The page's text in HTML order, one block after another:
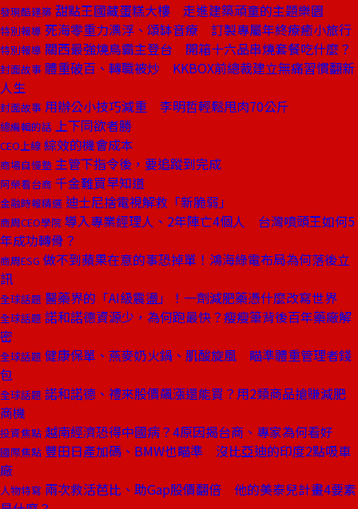
發現酷建築 甜點王國藏蛋糕大樓 走進建築頑童的主題樂園
特別報導 死海零重力漂浮、頌缽音療 訂製專屬年終療癒小旅行
特別報導 關西最強燒鳥霸主登台 開箱十六品串燒套餐吃什麼？
封面故事 體重破百、轉職被炒 KKBOX前總裁建立無痛習慣翻新
人生
封面故事 用辦公小技巧減重 李明哲輕鬆甩肉70公斤
總編輯的話 上下同欲者勝
CEO上線 綜效的機會成本
商場自慢塾 主管下指令後，要追蹤到完成
阿榮看台商 千金難買早知道
金融時報精選 迪士尼捨電視解救「新脆弱」
商周CEO學院 導入專業經理人、2年陣亡4個人 台灣噴頭王如何5
年成功轉骨？
商周ESG 做不到蘋果在意的事恐掉單！鴻海綠電布局為何落後立
訊
全球話題 醫藥界的「AI級震盪」！一劑減肥藥憑什麼改寫世界
全球話題 諾和諾德資源少，為何跑最快？瘦瘦筆背後百年藥廠解
密
全球話題 健康保單、燕麥奶火鍋、肌酸旋風 瞄準體重管理者錢
包
全球話題 諾和諾德、禮來股價飆漲還能買？用2類商品搶賺減肥
商機
投資焦點 越南經濟恐得中國病？4原因揭台商、專家為何看好
國際焦點 豐田日產加碼、BMW也瞄準 沒比亞迪的印度2點吸車
廠
人物特寫 兩次救活芭比、助Gap股價翻倍 他的美泰兒計畫4要素